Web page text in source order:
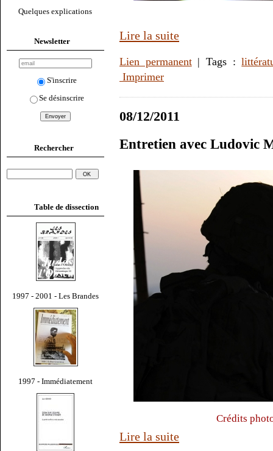
Quelques explications
Newsletter
S'inscrire
Se désinscrire
Rechercher
Table de dissection
1997 - 2001 - Les Brandes
1997 - Immédiatement
Lire la suite
Lien permanent| Tags :
Imprimer
08/12/2011
Entretien avec Ludovic
Crédits
Lire la suite